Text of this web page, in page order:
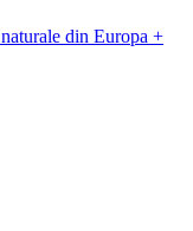
din Europa +